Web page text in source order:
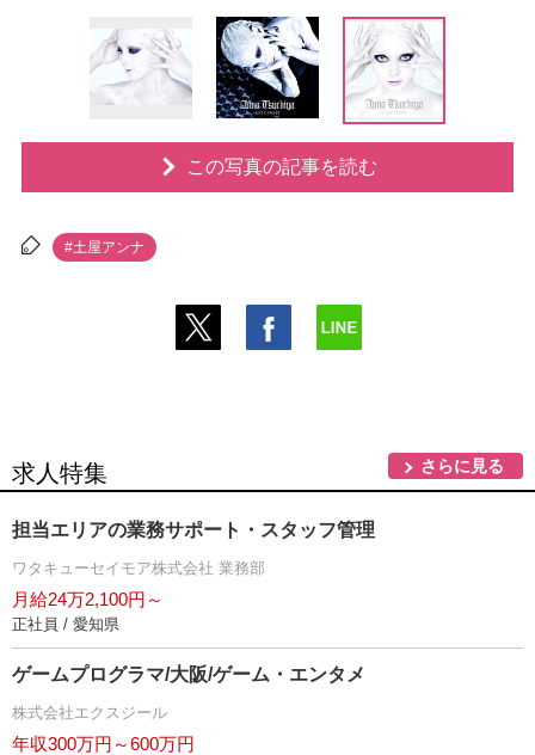
この写真の記事を読む
#土屋アンナ
求人特集 さらに見る
担当エリアの業務サポート・スタッフ管理
ワタキューセイモア株式会社 業務部
月給24万2,100円～
正社員 / 愛知県
ゲームプログラマ/大阪/ゲーム・エンタメ
株式会社エクスジール
年収300万円～600万円